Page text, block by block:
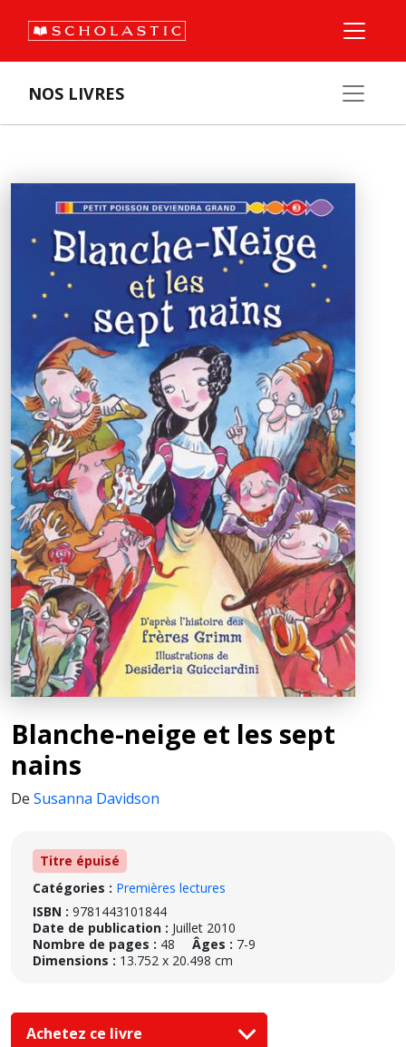
NOS LIVRES
Blanche-neige et les sept
nains
De Susanna Davidson
Titre épuisé
Catégories : Premières lectures
ISBN : 9781443101844
Date de publication : Juillet 2010
Nombre de pages : 48 Âges : 7-9
Dimensions : 13.752 x 20.498 cm
Achetez ce livre